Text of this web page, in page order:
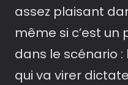
assez plaisant
même si c’est un
dans le scénario
qui va virer